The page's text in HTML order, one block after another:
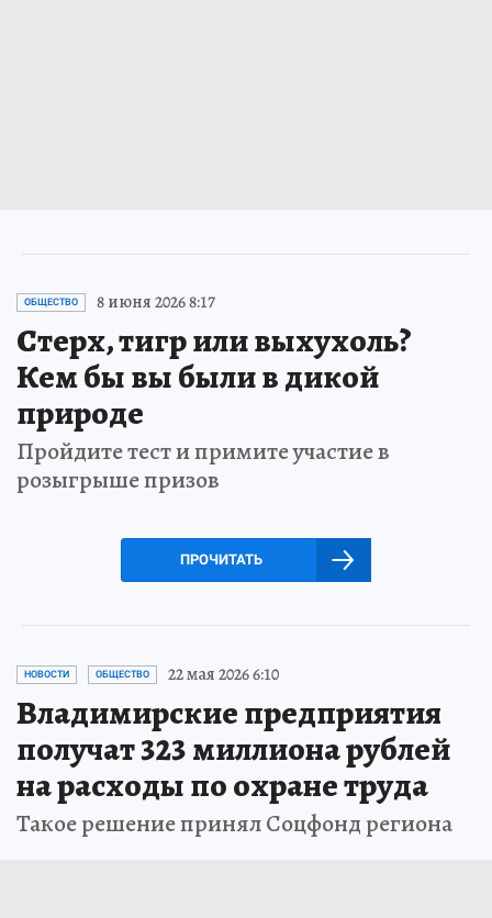
ОБЩЕСТВО 8 июня 2026 8:17
Стерх, тигр или выхухоль?
Кем бы вы были в дикой
природе
Пройдите тест и примите участие в
розыгрыше призов
ПРОЧИТАТЬ
НОВОСТИ ОБЩЕСТВО 22 мая 2026 6:10
Владимирские предприятия
получат 323 миллиона рублей
на расходы по охране труда
Такое решение принял Соцфонд региона